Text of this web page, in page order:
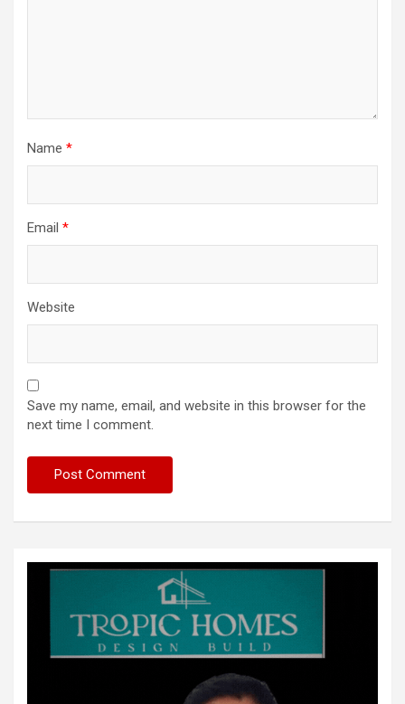
Name *
Email *
Website
Save my name, email, and website in this browser for the
next time I comment.